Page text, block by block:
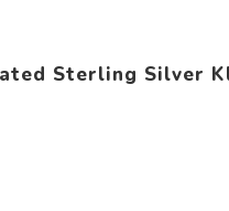
Sterling Silver